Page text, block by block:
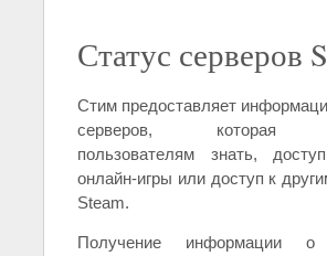
Статус серверов
Стим предоставляет
серверов, которая
пользователям знать,
онлайн-игры или доступ к
Steam.
Получение информации о